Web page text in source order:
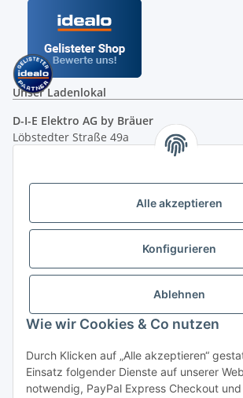
Alle akzeptieren
Konfigurieren
Ablehnen
Wie wir Cookies & Co nutzen
Durch Klicken auf „Alle akzeptieren“
Einsatz folgender Dienste auf unserer
notwendig, PayPal Express Checkout
Unser Ladenlokal
D-I-E Elektro AG by Bräuer
Löbstedter Straße 49a
( siehe Google-Maps )
Öffnungszeiten:
10.00 - 18.00 Uhr
Ladenpreis versus Internetpreis
Vertrag widerrufen
05.00 - 21.30 Uhr | Freitag: 05.00 - 18.00
- 12.00 Uhr (0,49€ je angef. Minute) oder